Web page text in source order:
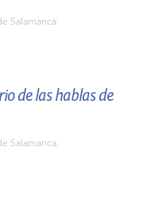
Salamanca
de las hablas de
Salamanca.